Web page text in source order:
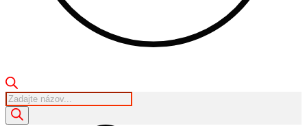
Products
search